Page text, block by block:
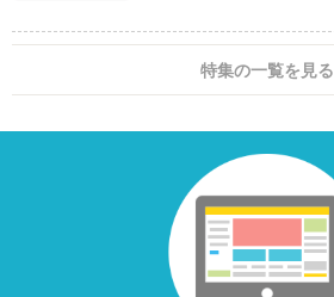
特集の一覧を見る